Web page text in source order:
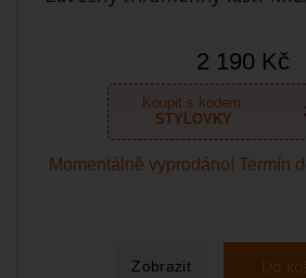
2 190 Kč
Koupit s kódem:
STYLOVKY
Momentálně vyprodáno! Termín
Zobrazit Do